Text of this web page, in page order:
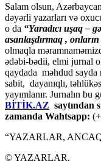
Salam olsun,
dəyərli yazarları və
o da “Yaradıcı uşaq –
asanlaşdırmaq ,
olmaqla
ədəbi-bədii, elmi jurnal
qaydada məhdud sayda
sabit, dayanıqlı,
yayımlanır. Jurnalın bu
BİTİK.AZ saytından
zamanda Wahtsapp:
“YAZARLAR,
© YAZARLAR.